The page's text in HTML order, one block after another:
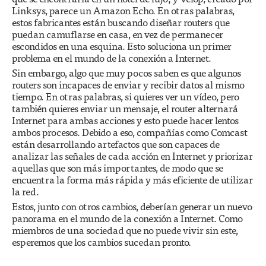
Linksys, parece un Amazon Echo. En otras palabras,
estos fabricantes están buscando diseñar routers que
puedan camuflarse en casa, en vez de permanecer
escondidos en una esquina. Esto soluciona un primer
problema en el mundo de la conexión a Internet.
Sin embargo, algo que muy pocos saben es que algunos
routers son incapaces de enviar y recibir datos al mismo
tiempo. En otras palabras, si quieres ver un vídeo, pero
también quieres enviar un mensaje, el router alternará
Internet para ambas acciones y esto puede hacer lentos
ambos procesos. Debido a eso, compañías como Comcast
están desarrollando artefactos que son capaces de
analizar las señales de cada acción en Internet y priorizar
aquellas que son más importantes, de modo que se
encuentra la forma más rápida y más eficiente de utilizar
la red.
Estos, junto con otros cambios, deberían generar un nuevo
panorama en el mundo de la conexión a Internet. Como
miembros de una sociedad que no puede vivir sin este,
esperemos que los cambios sucedan pronto.